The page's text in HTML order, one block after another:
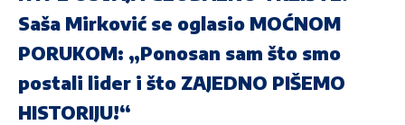
Saša Mirković se oglasio MOĆNOM
PORUKOM: „Ponosan sam što smo
postali lider i što ZAJEDNO PIŠEMO
HISTORIJU!“